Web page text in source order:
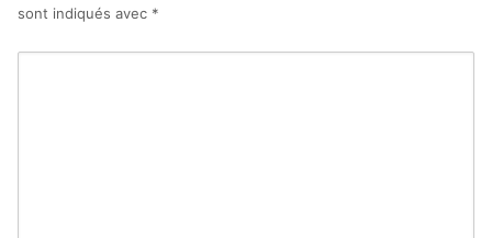
sont indiqués avec *